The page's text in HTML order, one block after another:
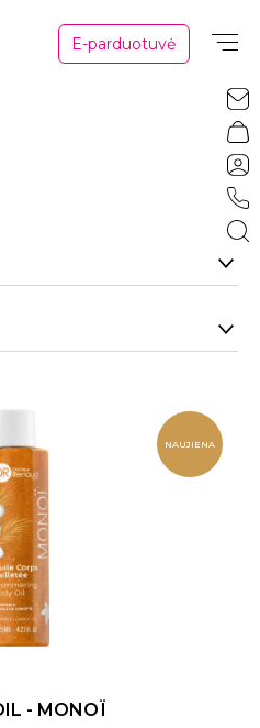
E-parduotuvė
NAUJIENA
- MONOÏ